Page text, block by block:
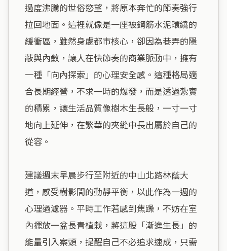
過度沸騰的世俗慾望，將原本奔忙的節奏強行
拉回地面。這裡就像是一座被鋼筋水泥環繞的
緩衝區，雖然身處都市核心，卻因為巷弄的隱
蔽與內斂，讓人在快節奏的商業脈動中，擁有
一種「向內探索」的心理安全感。這種格局適
合長期經營，不求一時的爆發，而是透過紮實
的積累，讓生活品質像樹木生長般，一寸一寸
地向上延伸，在繁華的夾縫中長出屬於自己的
從容。
建議週末早晨步行至附近的中山北路林蔭大
道，感受樹影間的動靜平衡，以此作為一週的
心理過濾器。平時工作若感到焦躁，不妨在室
內擺放一盆長青植栽，將這股「漸進生長」的
能量引入案頭，提醒自己不必追求速成，只需